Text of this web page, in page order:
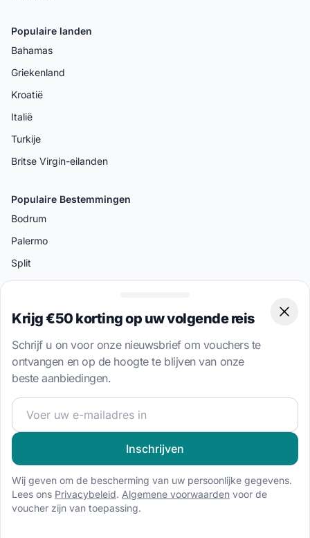
Populaire landen
Bahamas
Griekenland
Kroatië
Italië
Turkije
Britse Virgin-eilanden
Populaire Bestemmingen
Bodrum
Palermo
Split
Amalfi
Athene
Boottypes
Catamaran huren
Zeilboot huren
Gulet huren
Motorboot huren
RIB huren
Krijg €50 korting op uw volgende reis
Schrijf u on voor onze nieuwsbrief om vouchers te
ontvangen en op de hoogte te blijven van onze
beste aanbiedingen.
Word lid van onze zeilgemeenschap en ontvang
Inschrijven
Wij geven om de bescherming van uw persoonlijke gegevens.
Lees ons Privacybeleid. Algemene voorwaarden voor de
voucher zijn van toepassing.